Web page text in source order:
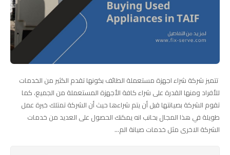
تتميز شركة شراء اجهزة مستعملة الطائف بكونها تقدم الكثير من الخدمات
للأفراد ومنها القدرة على شراء كافة الأجهزة المستعملة من الجميع، كما
تقوم الشركة بصيانتها قبل أن يتم شراءها حيث أن الشركة تمتلك خبرة عمل
طويلة في هذا المجال بحانب انه يمكنك الحصول على العديد من خدمات
الشركة الاخرى مثل خدمات صيانة الم...